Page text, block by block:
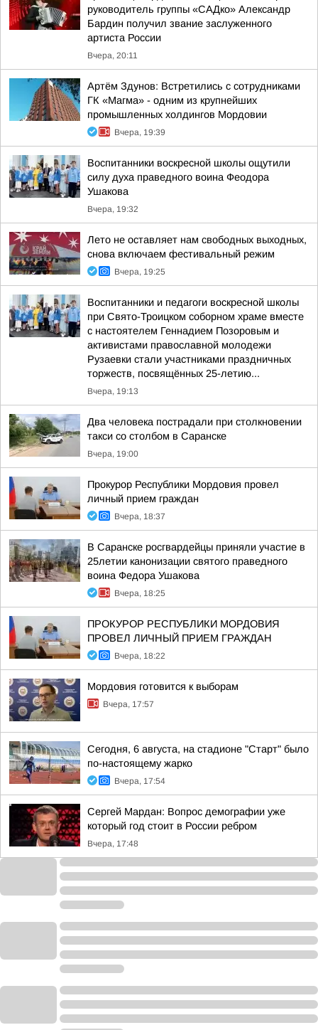
руководитель группы «САДко» Александр
Бардин получил звание заслуженного
артиста России
Вчера, 20:11
Артём Здунов: Встретились с сотрудниками
ГК «Магма» - одним из крупнейших
промышленных холдингов Мордовии
Вчера, 19:39
Воспитанники воскресной школы ощутили
силу духа праведного воина Феодора
Ушакова
Вчера, 19:32
Лето не оставляет нам свободных выходных,
снова включаем фестивальный режим
Вчера, 19:25
Воспитанники и педагоги воскресной школы
при Свято-Троицком соборном храме вместе
с настоятелем Геннадием Позоровым и
активистами православной молодежи
Рузаевки стали участниками праздничных
торжеств, посвящённых 25-летию...
Вчера, 19:13
Два человека пострадали при столкновении
такси со столбом в Саранске
Вчера, 19:00
Прокурор Республики Мордовия провел
личный прием граждан
Вчера, 18:37
В Саранске росгвардейцы приняли участие в
25летии канонизации святого праведного
воина Федора Ушакова
Вчера, 18:25
ПРОКУРОР РЕСПУБЛИКИ МОРДОВИЯ
ПРОВЕЛ ЛИЧНЫЙ ПРИЕМ ГРАЖДАН
Вчера, 18:22
Мордовия готовится к выборам
Вчера, 17:57
Сегодня, 6 августа, на стадионе "Старт" было
по-настоящему жарко
Вчера, 17:54
Сергей Мардан: Вопрос демографии уже
который год стоит в России ребром
Вчера, 17:48